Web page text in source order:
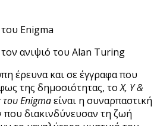
Enigma
ανιψιό του Alan Turing
έρευνα και σε έγγραφα που
της δημοσιότητας, τοX, Y &
Enigmaείναι η συναρπαστική
διακινδύνευσαν τη ζωή